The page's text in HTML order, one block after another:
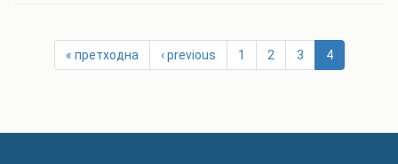
« претходна ‹ previous 1 2 3 4